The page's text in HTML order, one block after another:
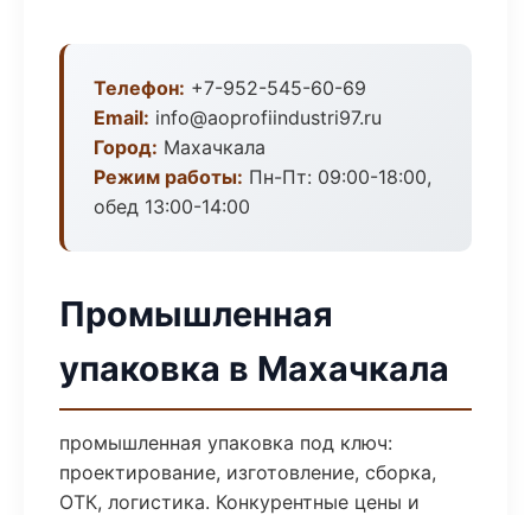
Телефон: +7-952-545-60-69
Email: info@aoprofiindustri97.ru
Город: Махачкала
Режим работы: Пн-Пт: 09:00-18:00,
обед 13:00-14:00
Промышленная
упаковка в Махачкала
промышленная упаковка под ключ:
проектирование, изготовление, сборка,
ОТК, логистика. Конкурентные цены и